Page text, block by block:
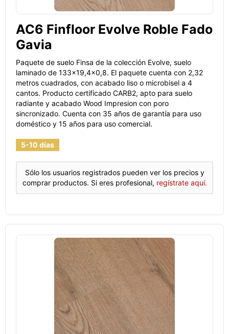
AC6 Finfloor Evolve Roble Fado
Gavia
Paquete de suelo Finsa de la colección Evolve, suelo
laminado de 133x19,4x0,8. El paquete cuenta con 2,32
metros cuadrados, con acabado liso o microbisel a 4
cantos. Producto certificado CARB2, apto para suelo
radiante y acabado Wood Impresion con poro
sincronizado. Cuenta con 35 años de garantía para uso
doméstico y 15 años para uso comercial.
5-10 días
Sólo los usuarios registrados pueden ver los precios y
comprar productos. Si eres profesional, regístrate aquí.